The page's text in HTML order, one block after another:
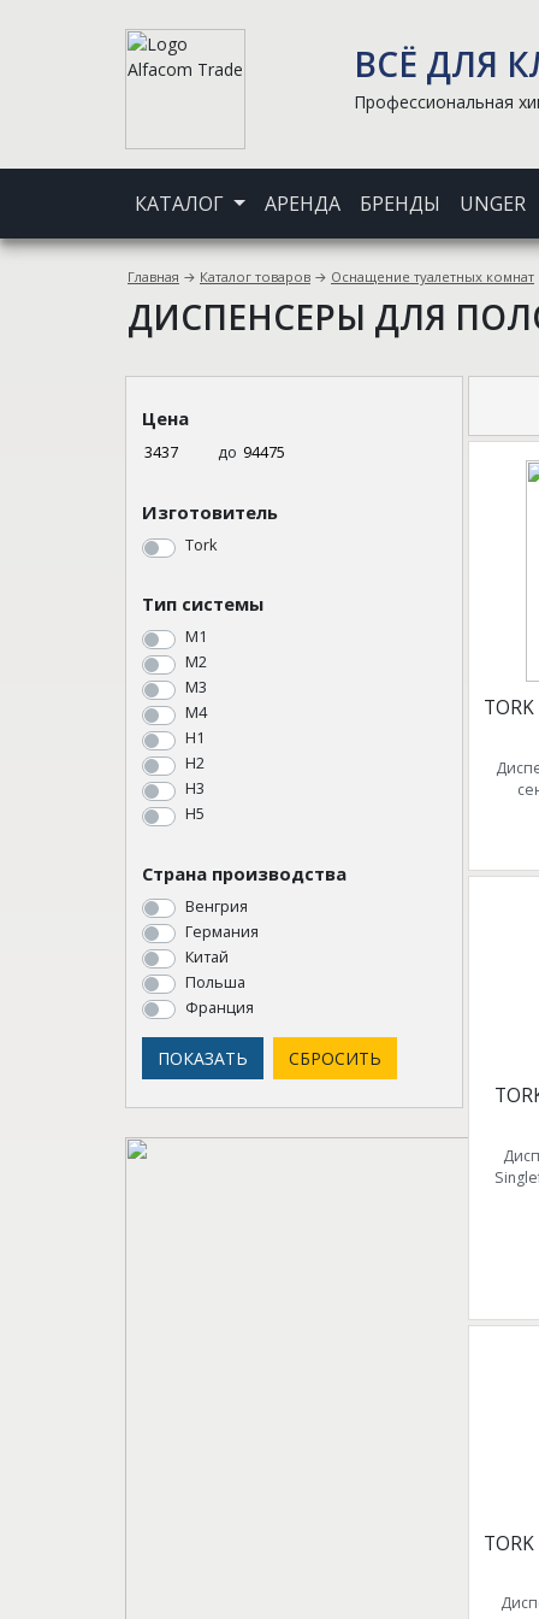
ВСЁ ДЛЯ
Профессиональная
КАТАЛОГ АРЕНДА БРЕНДЫ UNGER
Главная → Каталог товаров → Оснащение туалетных комнат
ДИСПЕНСЕРЫ ДЛЯ
Цена
до
Изготовитель
Tork
Тип системы
M1
M2
M3
M4
Н1
Н2
Н3
Н5
Страна производства
Венгрия
Германия
Китай
Польша
Франция